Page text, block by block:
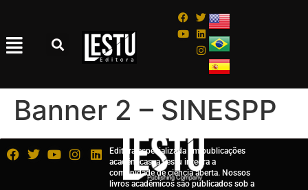
Banner 2 – SINESPP
Editora especializada em publicações
acadêmicas, a Lestu integra a
comunidade de ciência aberta. Nossos
livros acadêmicos são publicados sob a